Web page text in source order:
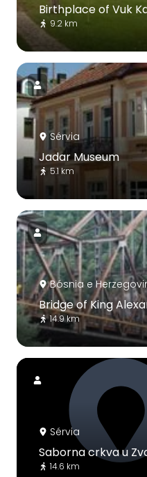
Birthplace of Vuk
9.2 km
Sérvia
Jadar Museum
5.1 km
Bósnia e
Bridge of King
14.9 km
Sérvia
Saborna crkva u
14.6 km